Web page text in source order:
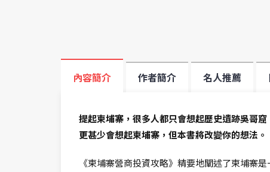
內容簡介 作者簡介 名人推薦
提起柬埔寨，很多人都只會想起歷史遺跡吳哥
更甚少會想起柬埔寨，但本書將改變你的想法。
《柬埔寨營商投資攻略》精要地闡述了柬埔寨